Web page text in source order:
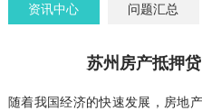
资讯中心 问题汇总
苏州房产抵押
随着我国经济的快速发展，房地